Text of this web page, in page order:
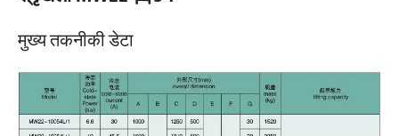
मुख्य तकनीकी डेटा